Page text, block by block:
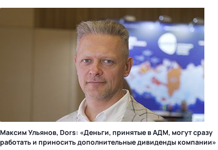
Максим Ульянов, Dors: «Деньги, принятые в АДМ, могут сразу
работать и приносить дополнительные дивиденды компании»